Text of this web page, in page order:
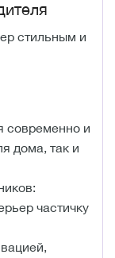
стильным и
современно и
дома, так и
частичку